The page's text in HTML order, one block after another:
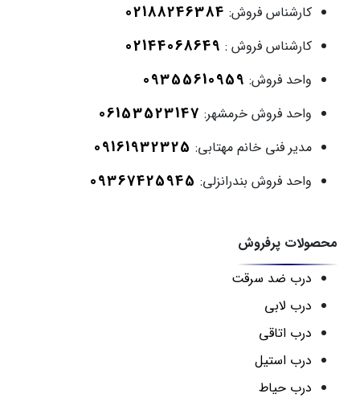
کارشناس فروش: 02188246384
کارشناس فروش : 02144068649
واحد فروش: 09355610959
واحد فروش خرمشهر: 06153523147
مدیر فنی خانم مهتابی: 09161932325
واحد فروش بندرانزلی: 09367425945
محصولات پرفروش
درب ضد سرقت
درب لابی
درب اتاقی
درب استیل
درب حیاط